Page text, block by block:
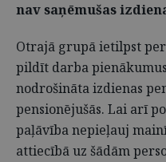
nav saņēmušas
Otrajā grupā ietilpst
pildīt darba
nodrošināta izdienas
pensionējušās. Lai arī
paļāvība nepieļauj
attiecībā uz šādām